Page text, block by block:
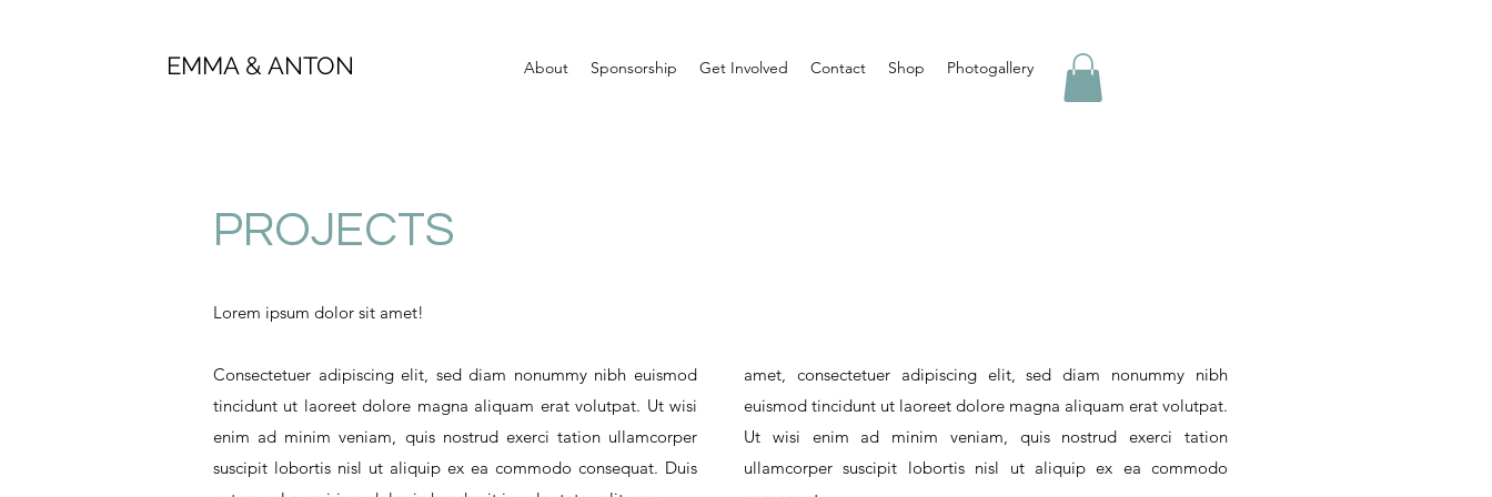
EMMA & ANTON About Sponsorship Get Involved Contact Shop Photogallery
PROJECTS
Lorem ipsum dolor sit amet!
Consectetuer adipiscing elit, sed diam nonummy nibh euismod
tincidunt ut laoreet dolore magna aliquam erat volutpat. Ut wisi
enim ad minim veniam, quis nostrud exerci tation ullamcorper
suscipit lobortis nisl ut aliquip ex ea commodo consequat. Duis
amet, consectetuer adipiscing elit, sed diam nonummy nibh
euismod tincidunt ut laoreet dolore magna aliquam erat volutpat.
Ut wisi enim ad minim veniam, quis nostrud exerci tation
ullamcorper suscipit lobortis nisl ut aliquip ex ea commodo